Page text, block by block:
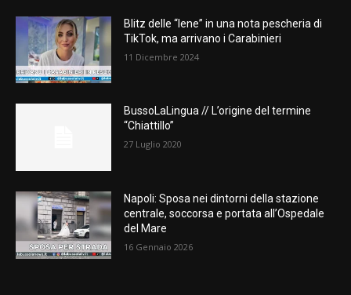
Blitz delle “Iene” in una nota pescheria di
TikTok, ma arrivano i Carabinieri
11 Dicembre 2024
BussoLaLingua // L’origine del termine
“Chiattillo”
27 Luglio 2020
Napoli: Sposa nei dintorni della stazione
centrale, soccorsa e portata all’Ospedale
del Mare
16 Gennaio 2026